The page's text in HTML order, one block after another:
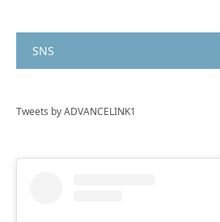
SNS
Tweets by ADVANCELINK1